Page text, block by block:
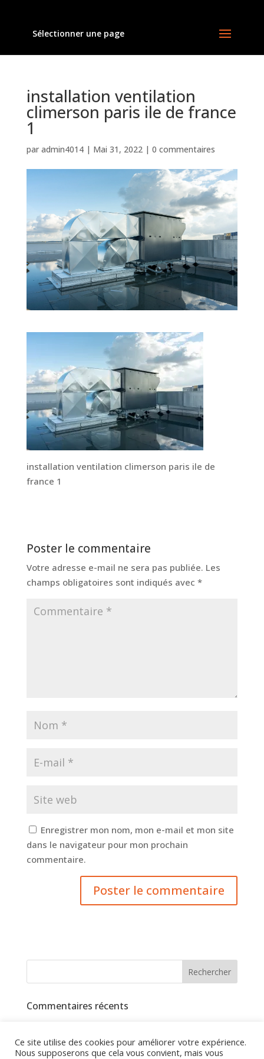
Sélectionner une page
installation ventilation
climerson paris ile de france
1
par admin4014| Mai 31, 2022| 0 commentaires
installation ventilation climerson paris ile de
france 1
Poster le commentaire
Votre adresse e-mail ne sera pas publiée. Les
champs obligatoires sont indiqués avec *
Enregistrer mon nom, mon e-mail et mon site
dans le navigateur pour mon prochain
commentaire.
Commentaires récents
Ce site utilise des cookies pour améliorer votre expérience.
Nous supposerons que cela vous convient, mais vous